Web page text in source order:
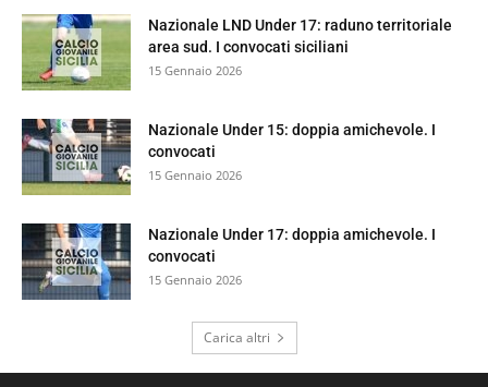
Nazionale LND Under 17: raduno territoriale
area sud. I convocati siciliani
15 Gennaio 2026
Nazionale Under 15: doppia amichevole. I
convocati
15 Gennaio 2026
Nazionale Under 17: doppia amichevole. I
convocati
15 Gennaio 2026
Carica altri